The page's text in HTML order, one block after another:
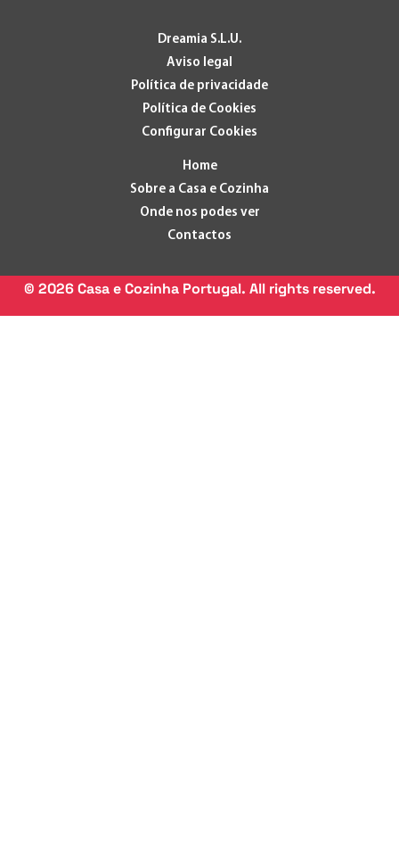
Dreamia S.L.U.
Aviso legal
Política de privacidade
Política de Cookies
Configurar Cookies
Home
Sobre a Casa e Cozinha
Onde nos podes ver
Contactos
© 2026Casa e Cozinha Portugal. All rights reserved.